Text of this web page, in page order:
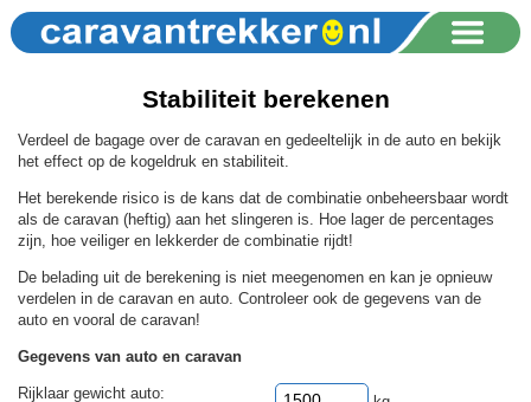
Stabiliteit berekenen
Verdeel de bagage over de caravan en gedeeltelijk in de auto en bekijk
het effect op de kogeldruk en stabiliteit.
Het berekende risico is de kans dat de combinatie onbeheersbaar wordt
als de caravan (heftig) aan het slingeren is. Hoe lager de percentages
zijn, hoe veiliger en lekkerder de combinatie rijdt!
De belading uit de berekening is niet meegenomen en kan je opnieuw
verdelen in de caravan en auto. Controleer ook de gegevens van de
auto en vooral de caravan!
Gegevens van auto en caravan
Rijklaar gewicht auto: